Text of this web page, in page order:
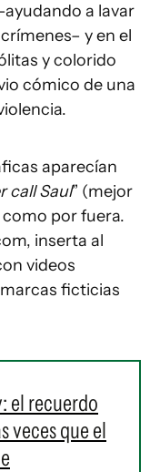
a lavar
y en el
y colorido
cómico de una
aparecían
call Saul” (mejor
como por fuera.
inserta al
videos
ficticias
el recuerdo
veces que el